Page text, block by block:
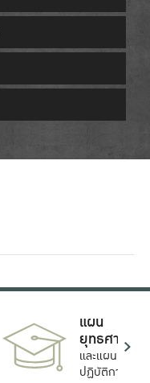
แผน
ยุทธศาสตร์
และแผน
ปฏิบัติการ